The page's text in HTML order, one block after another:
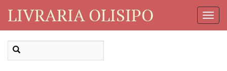
LIVRARIA OLISIPO